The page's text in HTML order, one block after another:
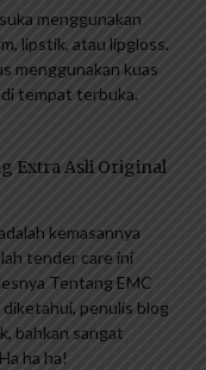
menggunakan
lipstik, atau lipgloss.
menggunakan kuas
tempat terbuka.
Extra Asli Original
kemasannya
tender care ini
Tentang EMC
penulis blog
bahkan sangat
ha ha!